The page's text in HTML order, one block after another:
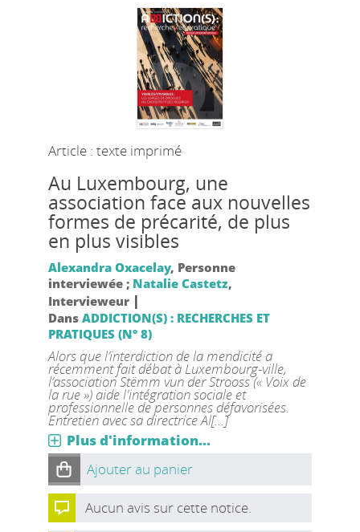
Article : texte imprimé
Au Luxembourg, une
association face aux nouvelles
formes de précarité, de plus
en plus visibles
Alexandra Oxacelay, Personne
interviewée ; Natalie Castetz,
Intervieweur |
Dans ADDICTION(S) : RECHERCHES ET
PRATIQUES (N° 8)
Alors que l’interdiction de la mendicité a
récemment fait débat à Luxembourg-ville,
l’association Stëmm vun der Strooss (« Voix de
la rue ») aide l'intégration sociale et
professionnelle de personnes défavorisées.
Entretien avec sa directrice Al[...]
Plus d'information...
Ajouter au panier
Aucun avis sur cette notice.